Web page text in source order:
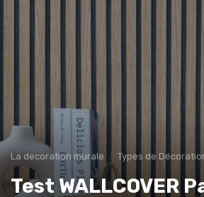
La decoration murale Types de
Test WALLCOVER